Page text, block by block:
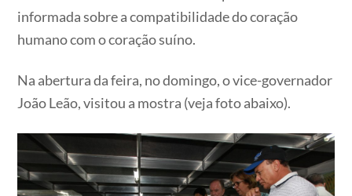
informada sobre a compatibilidade do coração
humano com o coração suíno.
Na abertura da feira, no domingo, o vice-governador
João Leão, visitou a mostra (veja foto abaixo).